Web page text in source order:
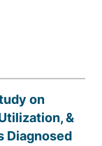
on
&
Diagnosed